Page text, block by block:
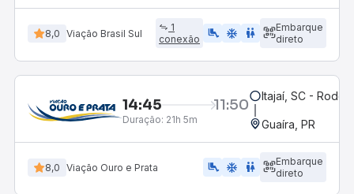
8,0 Viação Brasil Sul
1
conexão
airline_seat_legroom_extra ac_unit wc
Embarque
direto
14:45 11:50
Duração: 21h 5m
Itajaí, SC -
Guaíra, PR
8,0 Viação Ouro e Prata airline_seat_legroom_extra ac_unit WC
Embarque
direto